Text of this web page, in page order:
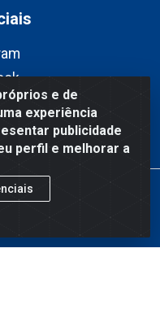
e de
experiência
publicidade
perfil e melhorar a
- Vista Verde, São José
08.978.600/0004-83